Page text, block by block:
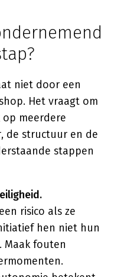
niet door een
Het vraagt om
meerdere
de structuur en de
stappen
risico als ze
hen niet hun
Maak fouten